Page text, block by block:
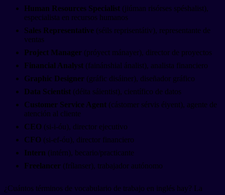
Human Resources Specialist (jiúman risórses spéshalist),
especialista en recursos humanos
Sales Representative (séils reprisentátiv), representante de
ventas
Project Manager (próyect mánayer), director de proyectos
Financial Analyst (fainánshial ánalist), analista financiero
Graphic Designer (gráfic disáiner), diseñador gráfico
Data Scientist (déita sáientist), científico de datos
Customer Service Agent (cástomer sérvis éiyent), agente de
atención al cliente
CEO (si-i-óu), director ejecutivo
CFO (si-ef-óu), director financiero
Intern (intérn), becario/practicante
Freelancer (frílanser), trabajador autónomo
¿Cuántos términos de vocabulario de trabajo en inglés hay? La